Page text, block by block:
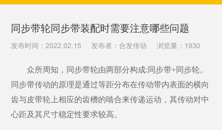
当前位置：首页 新闻资讯 行业新闻
同步带轮同步带装配时需要注意哪些问题
发布时间：2022.02.15 发布者：合发传动 浏览量： 1930
众所周知，同步带轮由两部分构成:同步带+同步轮。
同步带传动的原理是通过等距分布在传动带内表面的横向
齿与皮带轮上相应的齿槽的啮合来传递运动，其传动对中
心距及其尺寸稳定性要求较高。